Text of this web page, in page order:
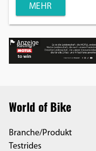
MEHR
Anzeige
World of Bike
Branche/Produkt
Testrides